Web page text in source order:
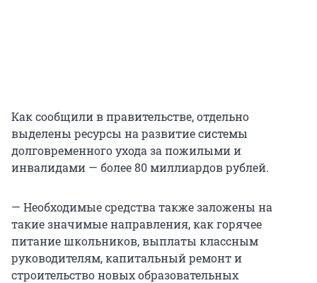
Как сообщили в правительстве, отдельно
выделены ресурсы на развитие системы
долговременного ухода за пожилыми и
инвалидами — более 80 миллиардов рублей.
— Необходимые средства также заложены на
такие значимые направления, как горячее
питание школьников, выплаты классным
руководителям, капитальный ремонт и
строительство новых образовательных